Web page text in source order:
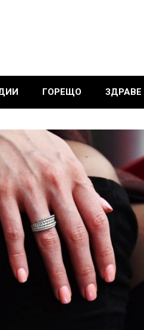
ГОРЕЩО ЗДРАВЕ